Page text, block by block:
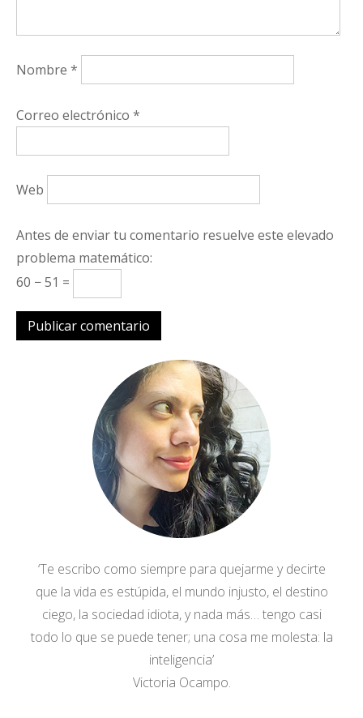
Nombre *
Correo electrónico *
Web
Antes de enviar tu comentario resuelve este elevado
problema matemático:
60 − 51 =
‘Te escribo como siempre para quejarme y decirte
que la vida es estúpida, el mundo injusto, el destino
ciego, la sociedad idiota, y nada más… tengo casi
todo lo que se puede tener; una cosa me molesta: la
inteligencia’
Victoria Ocampo.